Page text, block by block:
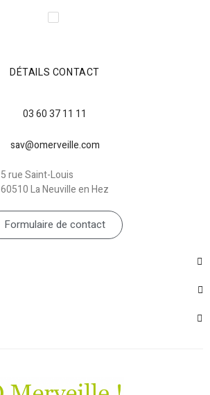
DÉTAILS CONTACT
03 60 37 11 11
sav@omerveille.com
5 rue Saint-Louis
60510 La Neuville en Hez
Formulaire de contact